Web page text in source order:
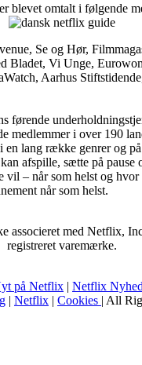
blevet omtalt i følgende
Se og Hør,
Bladet, Vi Unge,
Aarhus
førende
medlemmer i over 190
en lang række genrer og
afspille, sætte på pause
vil – når som helst og hvor
når som helst.
associeret med Netflix,
registreret varemærke.
på Netflix | Netflix
| Netflix | Cookies | All